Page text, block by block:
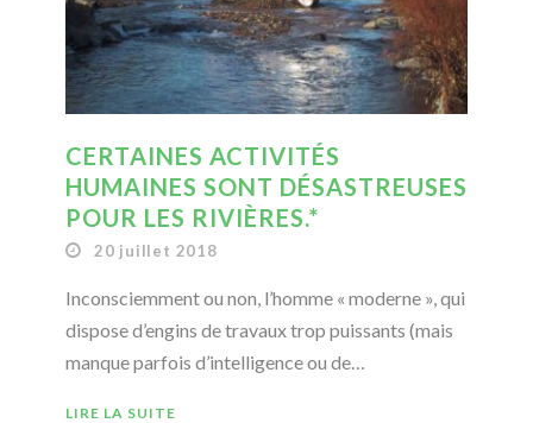
CERTAINES ACTIVITÉS
HUMAINES SONT DÉSASTREUSES
POUR LES RIVIÈRES.*
20 juillet 2018
Inconsciemment ou non, l’homme « moderne », qui
dispose d’engins de travaux trop puissants (mais
manque parfois d’intelligence ou de…
LIRE LA SUITE